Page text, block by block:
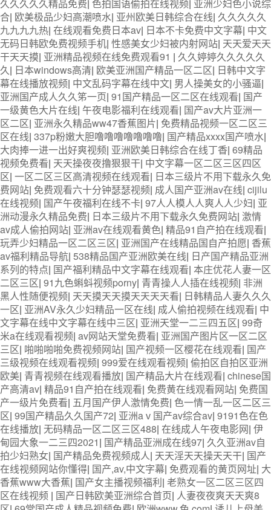
久久久久久精品免费| 色拍国语偷拍在线视频| 亚洲少妇色小说综
合| 欧美极品少妇高潮喷水| 亚州欧美日韩综合在线| 久久久久久
九九九九热| 在线观看免费日本av| 日本不卡免费中文字幕| 中文
无码日韩欧免费视频手机| 性感美女少妇被内射网站| 天天爱天天
干天天摸| 亚洲精品视频在线免费观看91 | 久久婷婷久久久久久
久| 日本windows高清| 欧美亚洲国产精品一区二区| 日韩中文字
幕在线播放视频| 中文乱码字幕在线中文| 男人操美女的小骚逼|
亚洲国产成人久久笫一页| 91国产精品一区二区在线观看| 国产
一级黄色大片在线| 午夜电影福利在线观看| 国产av大片亚洲一
区二区| 亚洲永久精品ww47香蕉图片| 免费精品视频一区二区三
区在线| 337p粉嫩大胆噜噜噜噜噜噜噜| 国产精品xxxx国产喷水|
大肉捧一进一出好爽视频| 亚洲欧美日韩综合在线丁香| 69精品
视频免费看| 天天操夜夜撸狠狠干| 中文字幕一区二区三区四区
区| 一区二区三区高清视频在线观看| 日本三级片不用下载永久免
费网站| 免费观看六十分钟瑟瑟视频| 成人国产亚洲av在线| cijilu
在线视频| 国产午夜福利在线不卡| 97人人模人人爽人人少妇| 亚
洲动漫永久精品免费| 日本三级片不用下载永久免费网站| 激情
av成人偷拍网站| 亚洲av在线观看黄色| 精品91自产拍在线观看|
玩弄少妇精品一区二区三区| 亚洲国产在线精品国自产拍愿| 香蕉
av福利精品导航| 538精品国产亚洲欧美在线| 日产国产精品亚洲
系列的特点| 国产福利精品中文字幕在线观看| 本庄优花人妻一区
二区三区| 91九色蝌蚪视频porny| 青青操人人插在线视频| 非洲
黑人性随便视频| 天天摸天天摸天天天天看| 日韩精品人妻久久久
一区| 亚洲AV永久少妇精品一区在线| 成人偷拍视频在线观看| 中
文字幕在线中文字幕在线中三区| 亚洲天堂一二三四五区| 99奇
米a在线观看视频| av网站天堂免费看| 亚洲国产图片区一区二区
三区| 啪啪啪啪免费视频网站| 国产视频一区樱花在线观看| 国产
三级视频在线观看视频| 999爱在线观看视频| 偷拍区自拍区亚洲
欧美| 青青视频在线观看播放| 国产精品大片在线观看| chinese国
产高清av| 精品91自产拍在线观看| 免费黄在线观看网站| 免费国
产一级片免费看| 五月国产伊人激情免费| 色一情一乱一区二区三
区| 99国产精品久久国产72| 亚洲aⅴ国产av综合av| 9191色在色
在线播放| 无码精品一区二区三区488| 在线成人午夜电影网| 伊
甸园大象一二三四2021| 国产精品亚洲成在线97| 久久亚洲av自
拍少妇熟女| 国产精品免费视频成人| 天天淫天天操天天干| 国产
在线视频网站你懂得| 国产,av,中文字幕| 免费观看的黄页网址| 大
香蕉www大香蕉| 国产女主播视频福利| 老熟女一区二区三区四
区在线视频 | 国产日韩欧美亚洲综合首页| 人妻夜夜爽天天爽8